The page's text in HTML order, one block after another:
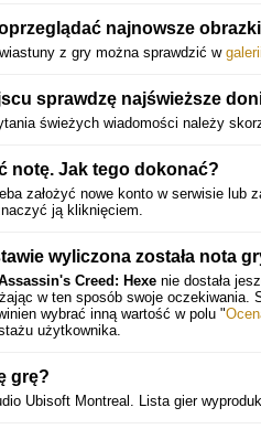
najnowsze
z gry można sprawdzić w galerii
sprawdzę najświeższe
świeżych wiadomości należy
notę. Jak tego dokonać?
założyć nowe konto w serwisie lub
ją kliknięciem.
wyliczona została nota
Creed: Hexe nie dostała
w ten sposób swoje oczekiwania.
wybrać inną wartość w polu "
użytkownika.
grę?
Ubisoft Montreal. Lista gier